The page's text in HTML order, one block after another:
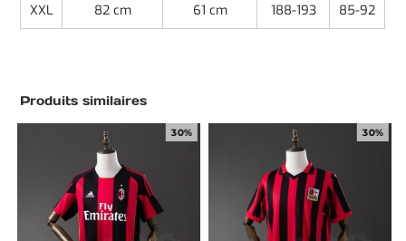
XXL 82 cm 61 cm 188-193 85-92
Produits similaires
30% 30%